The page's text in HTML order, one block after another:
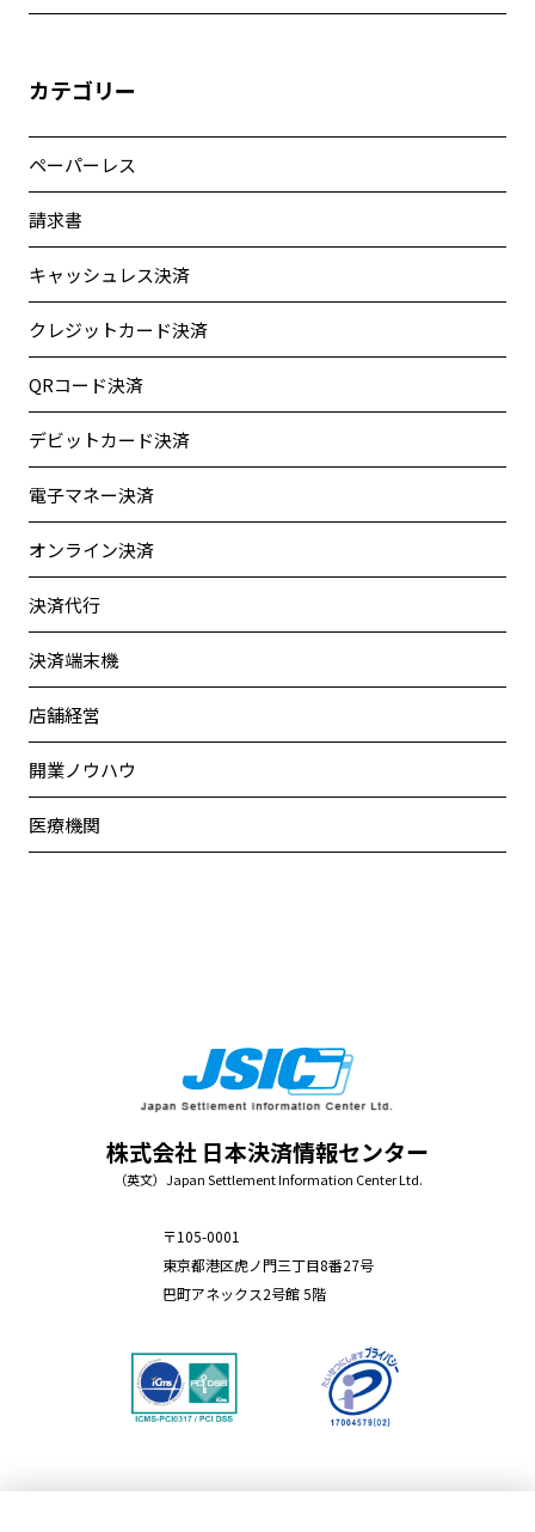
カテゴリー
ペーパーレス
請求書
キャッシュレス決済
クレジットカード決済
QRコード決済
デビットカード決済
電子マネー決済
オンライン決済
決済代行
決済端末機
店舗経営
開業ノウハウ
医療機関
株式会社 日本決済情報センター
（英文）Japan Settlement Information Center Ltd.
〒105-0001
東京都港区虎ノ門三丁目8番27号
巴町アネックス2号館 5階